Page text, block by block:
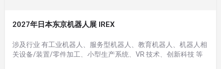
2027年日本东京机器人展 IREX
涉及行业 有工业机器人、服务型机器人、教育机器人、机器人相
关设备/装置/零件加工、小型生产系统、VR 技术、创新科技 等